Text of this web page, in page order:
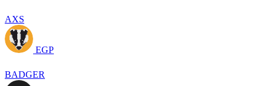
AXS
EGP
BADGER